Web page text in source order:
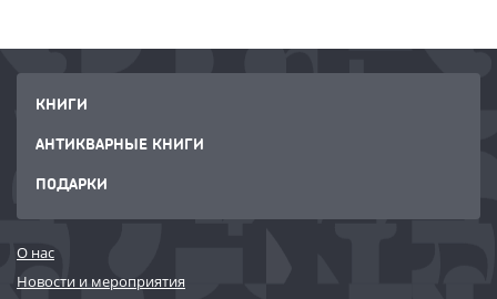
КНИГИ
АНТИКВАРНЫЕ КНИГИ
ПОДАРКИ
О нас
Новости и мероприятия